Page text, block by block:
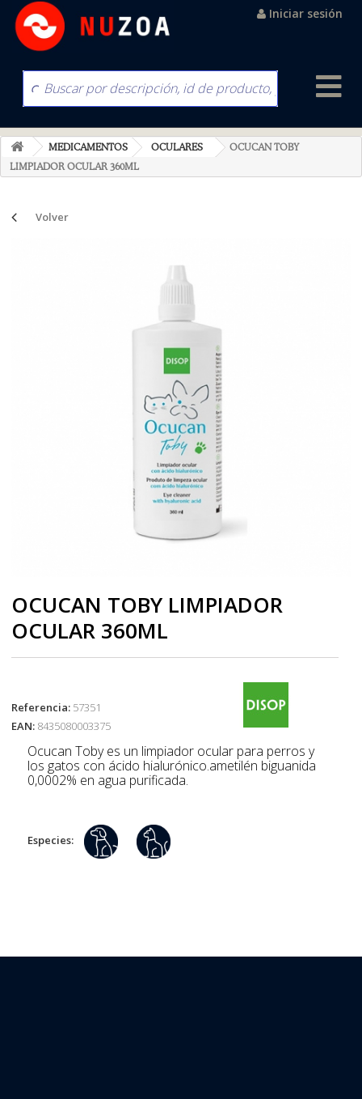
Iniciar sesión
MEDICAMENTOS OCULARES
OCUCAN TOBY
LIMPIADOR OCULAR 360ML
Volver
OCUCAN TOBY LIMPIADOR
OCULAR 360ML
Referencia: 57351
EAN: 8435080003375
Ocucan Toby es un limpiador ocular para perros y
los gatos con ácido hialurónico.ametilén biguanida
0,0002% en agua purificada.
Especies: